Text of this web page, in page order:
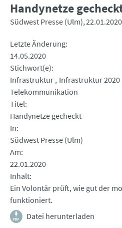
Handynetze
Südwest Presse (Ulm) 22.01.2020
Letzte Änderung
14.05.2020
Stichwort(e)
Infrastruktur Infrastruktur 2020
Telekommunikation
Titel
Handynetze gecheckt
In
Südwest Presse (Ulm)
Am
22.01.2020
Inhalt
Ein Volontär prüft, wie gut der
funktioniert.
Datei herunterladen